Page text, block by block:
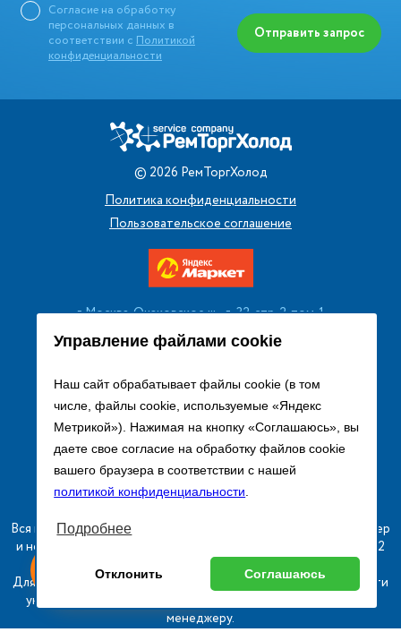
Управление файлами cookie
Наш сайт обрабатывает файлы cookie (в том
числе, файлы cookie, используемые «Яндекс
Метрикой»). Нажимая на кнопку «Соглашаюсь», вы
даете свое согласие на обработку файлов cookie
вашего браузера в соответствии с нашей
политикой конфиденциальности.
Подробнее
Отклонить Соглашаюсь
Согласие на обработку
персональных данных в
соответствии с Политикой
конфиденциальности
Отправить запрос
© 2026 РемТоргХолод
Политика конфиденциальности
Пользовательское соглашение
г. Москва, Очаковское ш., д. 32, стр. 2, пом. 1
+7 (495) 256 08 13
Заказать звонок
sales@remtorgholod.ru
Разработка и продвижение сайта
Вся информация на сайте о товарах носит справочный характер
и не является публичной офертой в соответствии с пунктом 2
статьи 437 ГК РФ.
Для получения подробной информации о наличии и стоимости
указанных товаров и (или) услуг, пожалуйста, обращайтесь к
менеджеру.
оборудование
Оставь заявку